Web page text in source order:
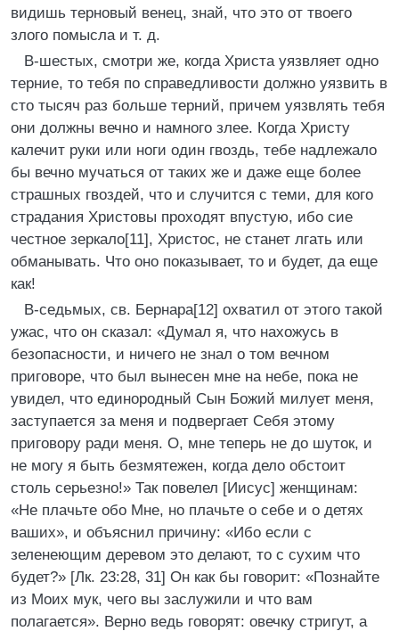
видишь терновый венец, знай, что это от твоего
злого помысла и т. д.
В-шестых, смотри же, когда Христа уязвляет одно
терние, то тебя по справедливости должно уязвить в
сто тысяч раз больше терний, причем уязвлять тебя
они должны вечно и намного злее. Когда Христу
калечит руки или ноги один гвоздь, тебе надлежало
бы вечно мучаться от таких же и даже еще более
страшных гвоздей, что и случится с теми, для кого
страдания Христовы проходят впустую, ибо сие
честное зеркало[11], Христос, не станет лгать или
обманывать. Что оно показывает, то и будет, да еще
как!
В-седьмых, св. Бернара[12] охватил от этого такой
ужас, что он сказал: «Думал я, что нахожусь в
безопасности, и ничего не знал о том вечном
приговоре, что был вынесен мне на небе, пока не
увидел, что единородный Сын Божий милует меня,
заступается за меня и подвергает Себя этому
приговору ради меня. О, мне теперь не до шуток, и
не могу я быть безмятежен, когда дело обстоит
столь серьезно!» Так повелел [Иисус] женщинам:
«Не плачьте обо Мне, но плачьте о себе и о детях
ваших», и объяснил причину: «Ибо если с
зеленеющим деревом это делают, то с сухим что
будет?» [Лк. 23:28, 31] Он как бы говорит: «Познайте
из Моих мук, чего вы заслужили и что вам
полагается». Верно ведь говорят: овечку стригут, а